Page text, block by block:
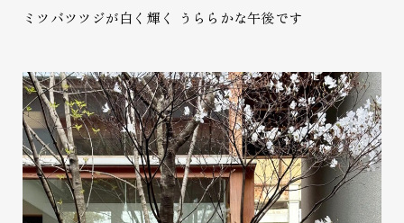
ミツバツツジが白く輝く うららかな午後です